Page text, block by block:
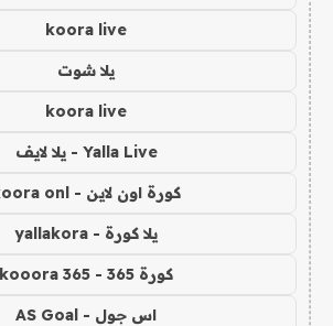
koora live
يلا شوت
koora live
Yalla Live - يلا لايف
كورة اون لاين - koora onl
يلا كورة - yallakora
كورة 365 - kooora 365
اس جول - AS Goal